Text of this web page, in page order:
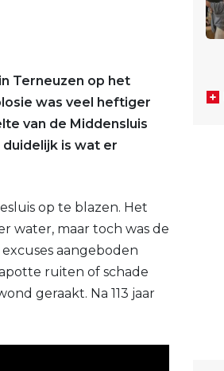
Terneuzen op het
was veel heftiger
van de Middensluis
is wat er
op te blazen. Het
water, maar toch was de
aangeboden
ruiten of schade
geraakt. Na 113 jaar